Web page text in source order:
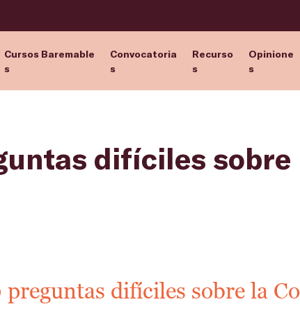
Cursos Baremable
s
Convocatoria
s
Recurso
s
Opinione
s
difíciles
preguntas difíciles sobre la